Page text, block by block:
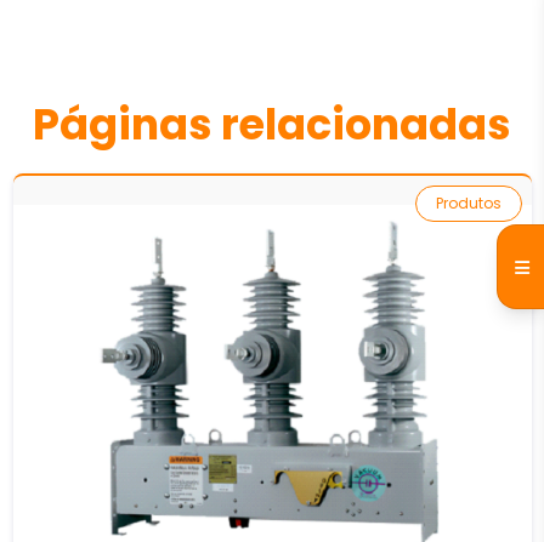
Páginas relacionadas
Produtos